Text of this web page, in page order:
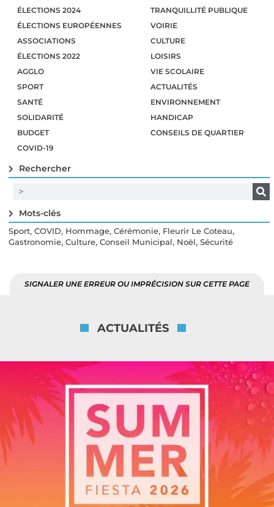
ÉLECTIONS 2024
ÉLECTIONS EUROPÉENNES
ASSOCIATIONS
ÉLECTIONS 2022
AGGLO
SPORT
SANTÉ
SOLIDARITÉ
BUDGET
COVID-19
TRANQUILLITÉ PUBLIQUE
VOIRIE
CULTURE
LOISIRS
VIE SCOLAIRE
ACTUALITÉS
ENVIRONNEMENT
HANDICAP
CONSEILS DE QUARTIER
Rechercher
Mots-clés
Sport, COVID, Hommage, Cérémonie, Fleurir Le Coteau,
Gastronomie, Culture, Conseil Municipal, Noël, Sécurité
SIGNALER UNE ERREUR OU IMPRÉCISION SUR CETTE PAGE
ACTUALITÉS